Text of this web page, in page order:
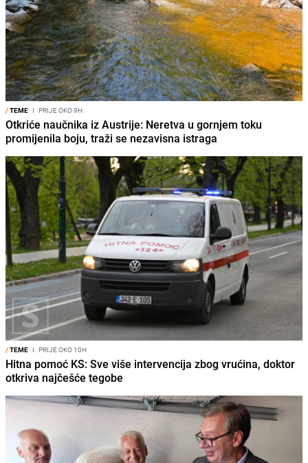
/TEME I PRIJE OKO 9H
Otkriće naučnika iz Austrije: Neretva u gornjem toku
promijenila boju, traži se nezavisna istraga
/TEME I PRIJE OKO 10H
Hitna pomoć KS: Sve više intervencija zbog vrućina, doktor
otkriva najčešće tegobe